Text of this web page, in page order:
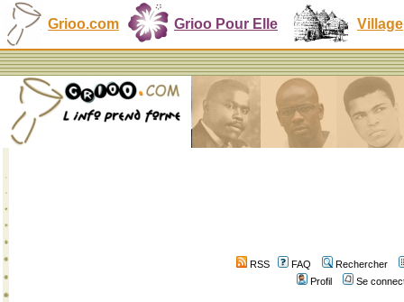
Grioo.com Grioo Pour Elle Village
RSS FAQ
Rechercher
Profil
Se